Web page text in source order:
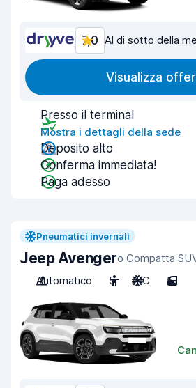
7,0 Al di sotto della
Visualizza
Presso il terminal
Mostra i dettagli della sede
Deposito alto
Conferma immediata!
Paga adesso
Pneumatici invernali
Jeep Avengero Compatta
Automatico
5 A/C 5